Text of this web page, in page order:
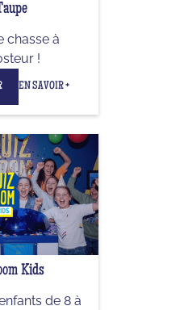
chasse à
!
EN SAVOIR +
Kids
de 8 à